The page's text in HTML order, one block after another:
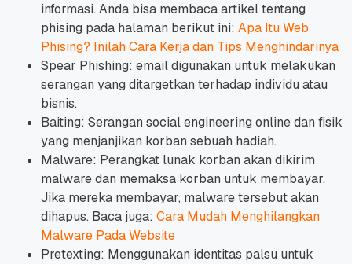
informasi. Anda bisa membaca artikel tentang
phising pada halaman berikut ini: Apa Itu Web
Phising? Inilah Cara Kerja dan Tips Menghindarinya
Spear Phishing: email digunakan untuk melakukan
serangan yang ditargetkan terhadap individu atau
bisnis.
Baiting: Serangan social engineering online dan fisik
yang menjanjikan korban sebuah hadiah.
Malware: Perangkat lunak korban akan dikirim
malware dan memaksa korban untuk membayar.
Jika mereka membayar, malware tersebut akan
dihapus. Baca juga: Cara Mudah Menghilangkan
Malware Pada Website
Pretexting: Menggunakan identitas palsu untuk